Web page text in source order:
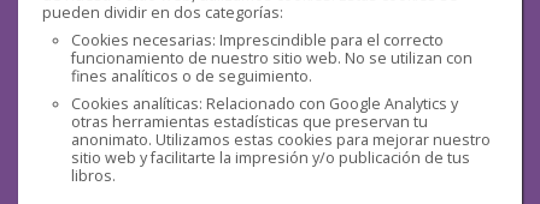
pueden dividir en dos categorías:
Cookies necesarias: Imprescindible para el correcto
funcionamiento de nuestro sitio web. No se utilizan con
fines analíticos o de seguimiento.
Cookies analíticas: Relacionado con Google Analytics y
otras herramientas estadísticas que preservan tu
anonimato. Utilizamos estas cookies para mejorar nuestro
sitio web y facilitarte la impresión y/o publicación de tus
libros.
Redes sociales